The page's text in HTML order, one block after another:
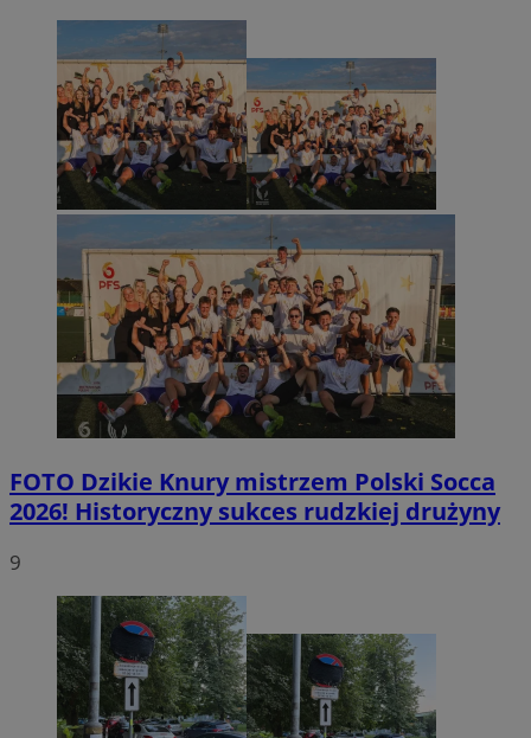
FOTO Dzikie Knury mistrzem Polski Socca
2026! Historyczny sukces rudzkiej drużyny
9